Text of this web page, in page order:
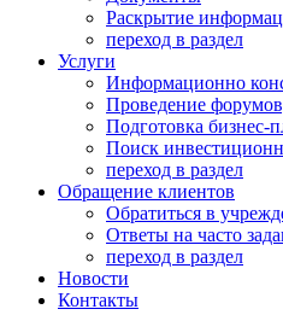
Раскрытие
переход в раздел
Услуги
Информационно
Проведение
Подготовка бизнес-
Поиск
переход в раздел
Обращение клиентов
Обратиться в
Ответы на часто
переход в раздел
Новости
Контакты